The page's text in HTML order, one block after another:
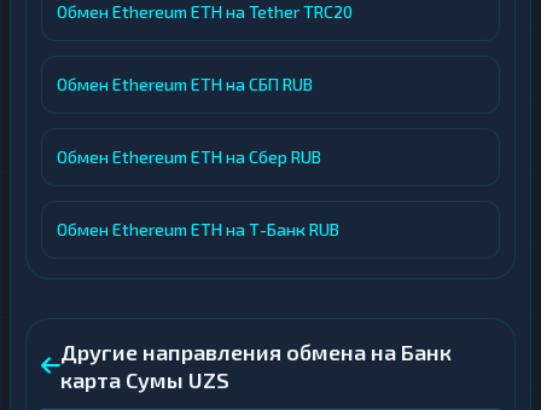
Обмен Ethereum ETH на Tether TRC20
Обмен Ethereum ETH на СБП RUB
Обмен Ethereum ETH на Сбер RUB
Обмен Ethereum ETH на Т-Банк RUB
Другие направления обмена на Банк
карта Сумы UZS